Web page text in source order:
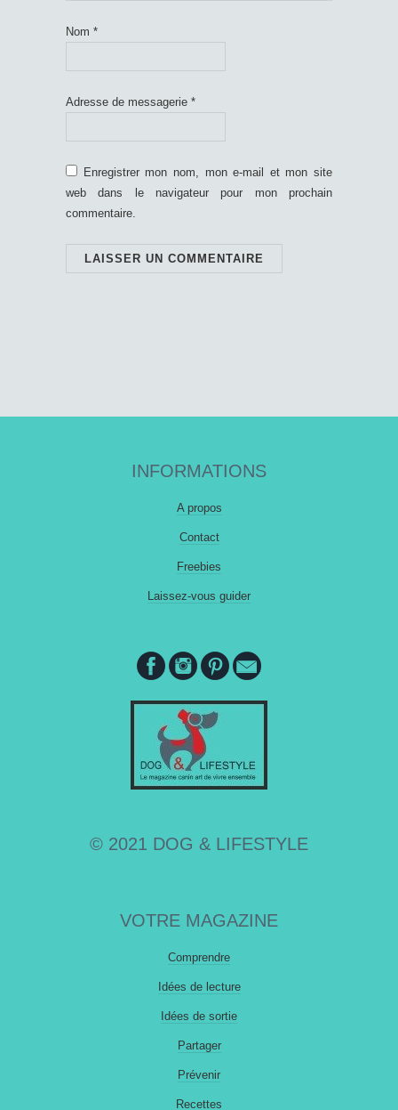
Nom *
Adresse de messagerie *
Enregistrer mon nom, mon e-mail et mon site
web dans le navigateur pour mon prochain
commentaire.
INFORMATIONS
A propos
Contact
Freebies
Laissez-vous guider
© 2021 DOG & LIFESTYLE
VOTRE MAGAZINE
Comprendre
Idées de lecture
Idées de sortie
Partager
Prévenir
Recettes